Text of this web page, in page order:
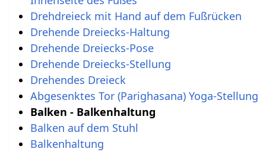
Drehdreieck mit Hand auf dem Fußrücken
Drehende Dreiecks-Haltung
Drehende Dreiecks-Pose
Drehende Dreiecks-Stellung
Drehendes Dreieck
Abgesenktes Tor (Parighasana) Yoga-Stellung
Balken - Balkenhaltung
Balken auf dem Stuhl
Balkenhaltung